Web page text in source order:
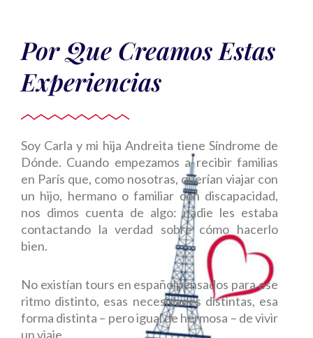
Por Que Creamos Estas
Experiencias
Soy Carla y mi hija Andreita tiene Síndrome de
Dónde. Cuando empezamos a recibir familias
en París que, como nosotras, querían viajar con
un hijo, hermano o familiar con discapacidad,
nos dimos cuenta de algo: nadie les estaba
contactando la verdad sobre cómo hacerlo
bien.
No existían tours en españolpensados para ese
ritmo distinto, esas necesidades distintas, esa
forma distinta – pero igual de hermosa – de vivir
un viaje.